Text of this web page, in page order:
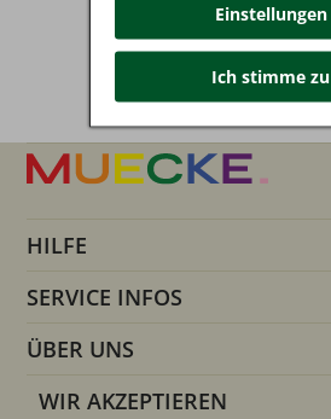
HILFE
SERVICE INFOS
ÜBER UNS
WIR AKZEPTIEREN
Einstellungen
Ich stimme zu